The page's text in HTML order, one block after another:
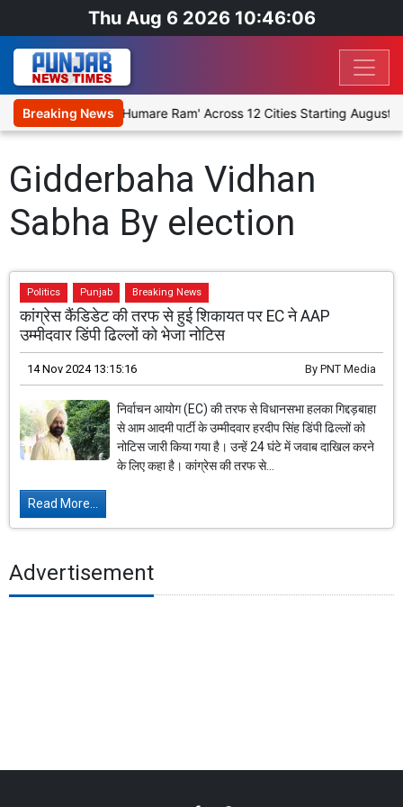
Thu Aug 6 2026 10:46:06
Breaking News
Religious Play 'Humare Ram' Across 12 Cities Starting August 7
Gidderbaha Vidhan
Sabha By election
Politics Punjab Breaking News
कांग्रेस कैंडिडेट की तरफ से हुई शिकायत पर EC ने AAP
उम्मीदवार डिंपी ढिल्लों को भेजा नोटिस
14 Nov 2024 13:15:16 By PNT Media
निर्वाचन आयोग (EC) की तरफ से विधानसभा हलका गिद्दड़बाहा
से आम आदमी पार्टी के उम्मीदवार हरदीप सिंह डिंपी ढिल्लों को
नोटिस जारी किया गया है। उन्हें 24 घंटे में जवाब दाखिल करने
के लिए कहा है। कांग्रेस की तरफ से...
Read More...
Advertisement